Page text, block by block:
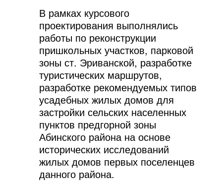
В рамках курсового
проектирования выполнялись
работы по реконструкции
пришкольных участков, парковой
зоны ст. Эриванской, разработке
туристических маршрутов,
разработке рекомендуемых типов
усадебных жилых домов для
застройки сельских населенных
пунктов предгорной зоны
Абинского района на основе
исторических исследований
жилых домов первых поселенцев
данного района.